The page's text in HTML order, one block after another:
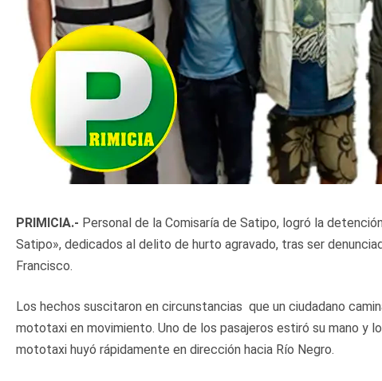
PRIMICIA.- Personal de la Comisaría de Satipo, logró la
Satipo», dedicados al delito de hurto agravado, tras ser
Francisco.
Los hechos suscitaron en circunstancias que un ciudadano
mototaxi en movimiento. Uno de los pasajeros estiró su mano y
mototaxi huyó rápidamente en dirección hacia Río Negro.